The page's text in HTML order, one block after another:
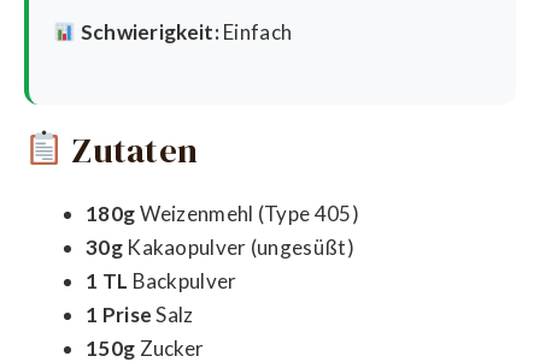
Schwierigkeit:Einfach
Zutaten
180gWeizenmehl (Type 405)
30gKakaopulver (ungesüßt)
1 TL Backpulver
1 PriseSalz
150g Zucker